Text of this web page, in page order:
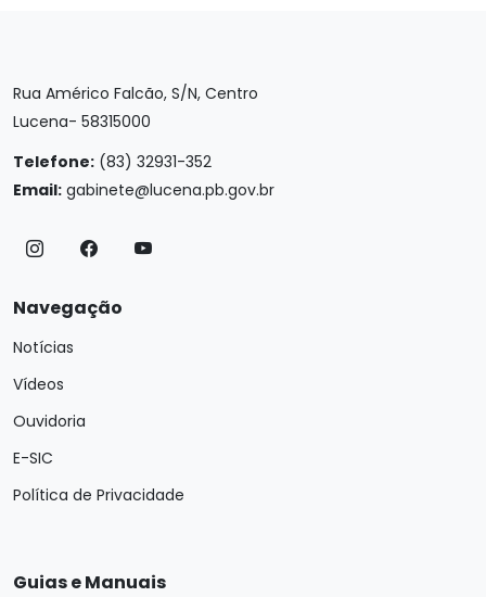
Rua Américo Falcão, S/N, Centro
Lucena- 58315000
Telefone: (83) 32931-352
Email: gabinete@lucena.pb.gov.br
Navegação
Notícias
Vídeos
Ouvidoria
E-SIC
Política de Privacidade
Guias e Manuais